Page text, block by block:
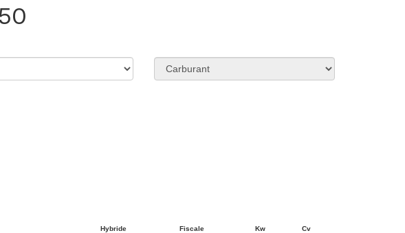
Hybride Fiscale Kw Cv